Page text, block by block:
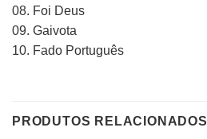
08. Foi Deus
09. Gaivota
10. Fado Português
PRODUTOS RELACIONADOS